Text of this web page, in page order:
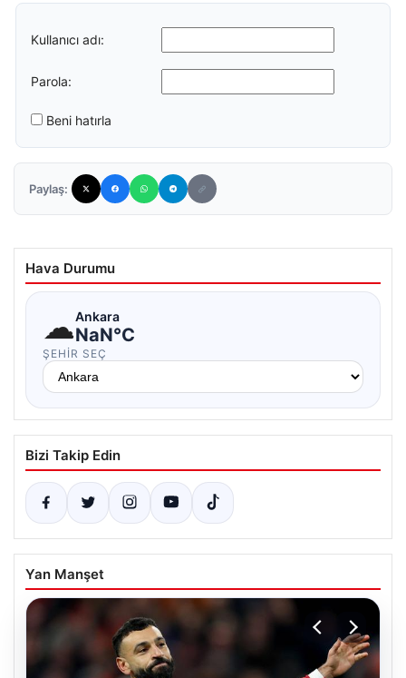
Kullanıcı adı:
Parola:
Beni hatırla
Paylaş:
Hava Durumu
☁Ankara
NaN°C
ŞEHIR SEÇ
Bizi Takip Edin
Yan Manşet